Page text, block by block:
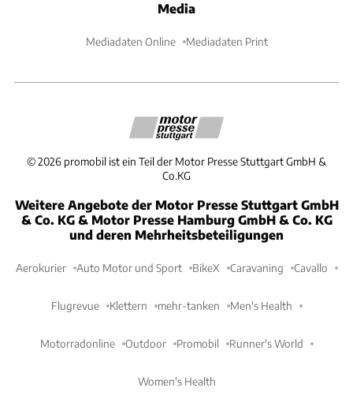
Media
Mediadaten Online Mediadaten Print
©2026 promobil ist ein Teil der Motor Presse Stuttgart GmbH &
Co.KG
Weitere Angebote der Motor Presse Stuttgart GmbH
& Co. KG & Motor Presse Hamburg GmbH & Co. KG
und deren Mehrheitsbeteiligungen
Aerokurier Auto Motor und Sport BikeX Caravaning Cavallo
Flugrevue Klettern mehr-tanken Men's Health
Motorradonline Outdoor Promobil Runner's World
Women's Health